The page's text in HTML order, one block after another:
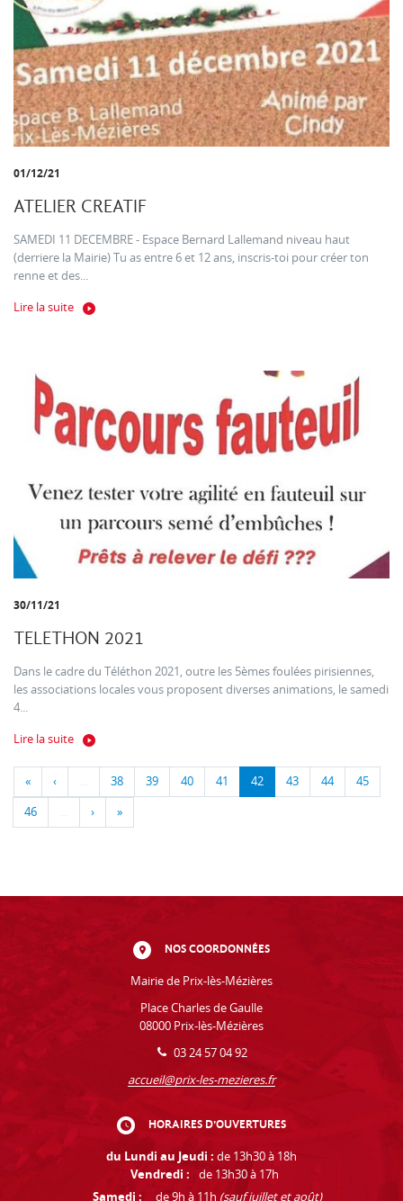
01/12/21
ATELIER CREATIF
SAMEDI 11 DECEMBRE - Espace Bernard Lallemand niveau haut
(derriere la Mairie) Tu as entre 6 et 12 ans, inscris-toi pour créer ton
renne et des...
Lire la suite
30/11/21
TELETHON 2021
Dans le cadre du Téléthon 2021, outre les 5èmes foulées pirisiennes,
les associations locales vous proposent diverses animations, le samedi
4...
Lire la suite
« ‹ … 38 39 40 41 42 43 44 45
46 … › »
NOS COORDONNÉES
Mairie de Prix-lès-Mézières
Place Charles de Gaulle
08000 Prix-lès-Mézières
03 24 57 04 92
accueil@prix-les-mezieres.fr
HORAIRES D'OUVERTURES
du Lundi au Jeudi : de 13h30 à 18h
Vendredi :
de 13h30 à 17h
Samedi :
de 9h à 11h (sauf juillet et août)